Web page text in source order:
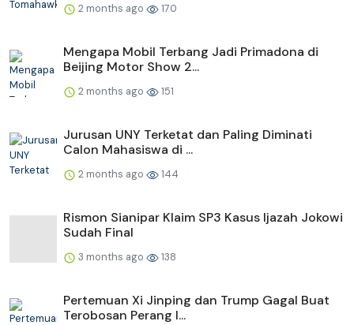
2 months ago 170
Mengapa Mobil Terbang Jadi Primadona di
Beijing Motor Show 2...
2 months ago 151
Jurusan UNY Terketat dan Paling Diminati
Calon Mahasiswa di ...
2 months ago 144
Rismon Sianipar Klaim SP3 Kasus Ijazah Jokowi
Sudah Final
3 months ago 138
Pertemuan Xi Jinping dan Trump Gagal Buat
Terobosan Perang I...